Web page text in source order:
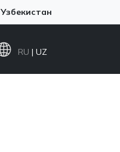
Узбекистан
RU | UZ